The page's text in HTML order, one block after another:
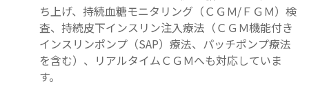
ち上げ、持続血糖モニタリング（ＣＧＭ/ＦＧＭ）検
査、持続皮下インスリン注入療法（ＣＧＭ機能付き
インスリンポンプ（SAP）療法、パッチポンプ療法
を含む）、リアルタイムＣＧＭへも対応していま
す。